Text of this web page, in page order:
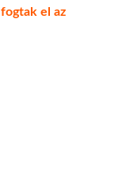
el az